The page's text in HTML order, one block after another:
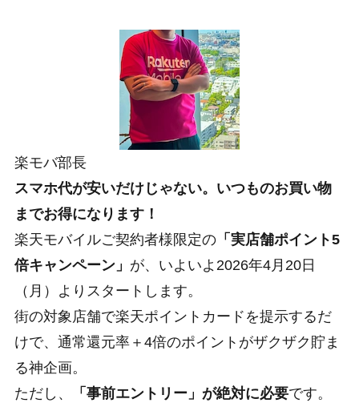
楽モバ部長
スマホ代が安いだけじゃない。いつものお買い物
までお得になります！
楽天モバイルご契約者様限定の「実店舗ポイント5
倍キャンペーン」 が、いよいよ2026年4月20日
（月）よりスタートします。
街の対象店舗で楽天ポイントカードを提示するだ
けで、通常還元率＋4倍のポイントがザクザク貯ま
る神企画。
ただし、
「事前エントリー」が絶対に必要です。